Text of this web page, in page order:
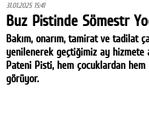
31.01.2025 15:41
Buz Pistinde Sömestr
Bakım, onarım, tamirat ve tadilat
yenilenerek geçtiğimiz ay hizmete
Pateni Pisti, hem çocuklardan
görüyor.